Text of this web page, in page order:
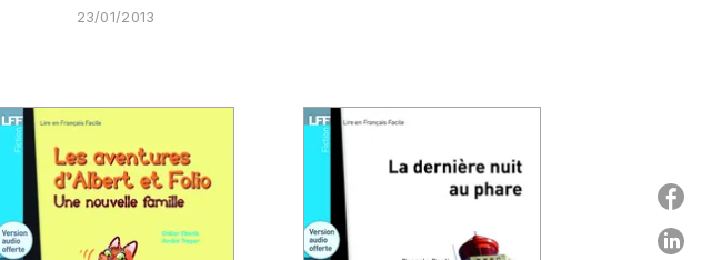
23/01/2013